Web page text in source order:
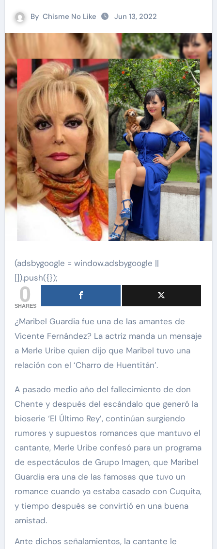
By Chisme No Like Jun 13, 2022
(adsbygoogle = window.adsbygoogle ||
[]).push({});
0
SHARES
¿Maribel Guardia fue una de las amantes de
Vicente Fernández? La actriz manda un mensaje
a Merle Uribe quien dijo que Maribel tuvo una
relación con el ‘Charro de Huentitán’.
A pasado medio año del fallecimiento de don
Chente y después del escándalo que generó la
bioserie ‘El Último Rey’, continúan surgiendo
rumores y supuestos romances que mantuvo el
cantante, Merle Uribe confesó para un programa
de espectáculos de Grupo Imagen, que Maribel
Guardia era una de las famosas que tuvo un
romance cuando ya estaba casado con Cuquita,
y tiempo después se convirtió en una buena
amistad.
Ante dichos señalamientos, la cantante le